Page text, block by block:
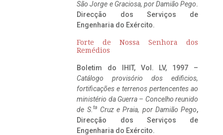
São Jorge e Graciosa, por Damião Pego.
Direcção dos Serviços de
Engenharia do Exército.
Forte de Nossa Senhora dos
Remédios
Boletim do IHIT, Vol. LV, 1997 –
Catálogo provisório dos edificios,
fortificações e terrenos pertencentes ao
ministério da Guerra – Concelho reunido
de S. ta Cruz e Praia, por Damião Pego,
Direcção dos Serviços de
Engenharia do Exército.